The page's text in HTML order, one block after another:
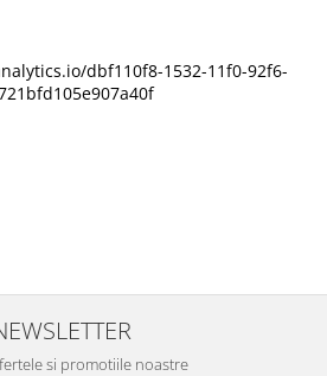
dbf110f8-1532-11f0-92f6-
si promotiile noastre